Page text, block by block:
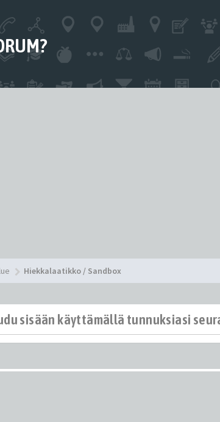
Hiekkalaatikko / Sandbox
sisään käyttämällä tunnuksiasi